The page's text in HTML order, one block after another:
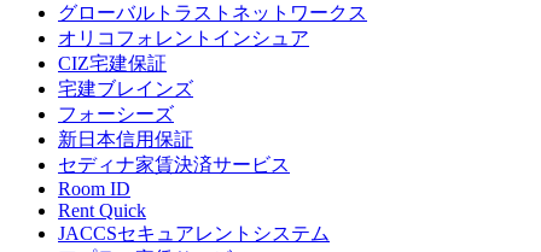
グローバルトラストネットワークス
オリコフォレントインシュア
CIZ宅建保証
宅建ブレインズ
フォーシーズ
新日本信用保証
セディナ家賃決済サービス
Room ID
Rent Quick
JACCSセキュアレントシステム